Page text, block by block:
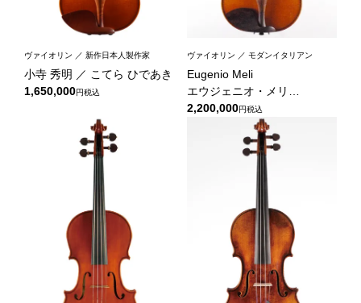
ヴァイオリン ／ 新作日本人製作家
小寺 秀明 ／ こてら ひであき
1,650,000
税込
ヴァイオリン ／ モダンイタリアン
Eugenio Meli
エウジェニオ・メリ
Violin 1985
2,200,000 税込